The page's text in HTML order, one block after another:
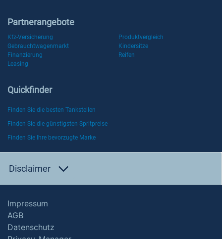
Partnerangebote
Kfz-Versicherung
Produktvergleich
Gebrauchtwagenmarkt
Kindersitze
Finanzierung
Reifen
Leasing
Quickfinder
Finden Sie die besten Tankstellen
Finden Sie die günstigsten Spritpreise
Finden Sie Ihre bevorzugte Marke
Disclaimer
Impressum
AGB
Datenschutz